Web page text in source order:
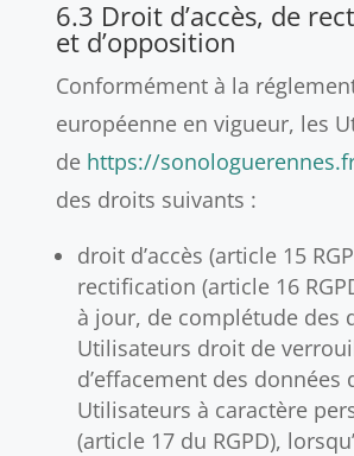
6.3 Droit d’accès, de
et d’opposition
Conformément à la
européenne en vigueur, les
de https://
des droits suivants :
droit d’accès (article 15
rectification (article 16
à jour, de complétude des
Utilisateurs droit de
d’effacement des données
Utilisateurs à caractère
(article 17 du RGPD),